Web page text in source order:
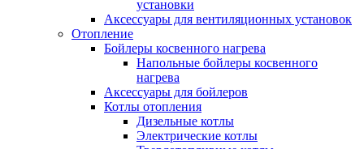
установки
Аксессуары для вентиляционных установок
Отопление
Бойлеры косвенного нагрева
Напольные бойлеры косвенного
нагрева
Аксессуары для бойлеров
Котлы отопления
Дизельные котлы
Электрические котлы